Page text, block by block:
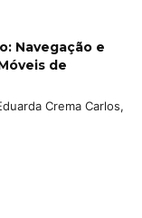
Navegação e
de
Crema Carlos,